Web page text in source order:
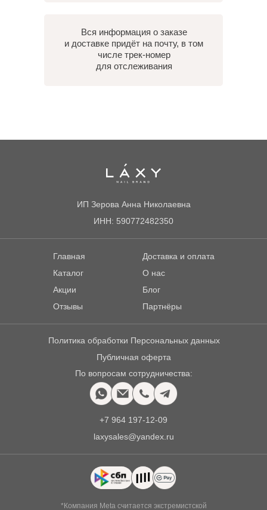
Вся информация о заказе
и доставке придёт на почту, в том
числе трек-номер
для отслеживания
ИП Зерова Анна Николаевна
ИНН: 590772482350
Главная
Каталог
Акции
Отзывы
Доставка и оплата
О нас
Блог
Партнёры
Политика обработки Персональных данных
Публичная оферта
По вопросам сотрудничества:
*Компания Meta считается экстремистской
+7 964 197-12-09
laxysales@yandex.ru